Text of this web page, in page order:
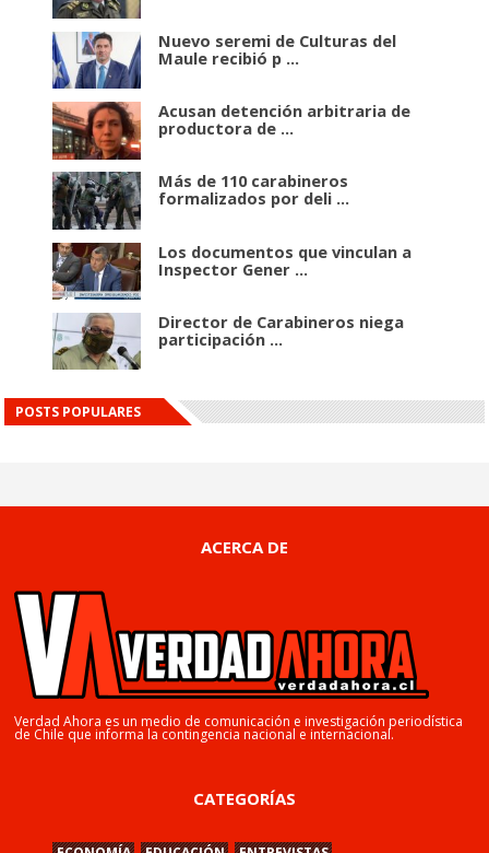
Nuevo seremi de Culturas del
Maule recibió p ...
Acusan detención arbitraria de
productora de ...
Más de 110 carabineros
formalizados por deli ...
Los documentos que vinculan a
Inspector Gener ...
Director de Carabineros niega
participación ...
POSTS POPULARES
ACERCA DE
Verdad Ahora es un medio de comunicación e investigación periodística
de Chile que informa la contingencia nacional e internacional.
CATEGORÍAS